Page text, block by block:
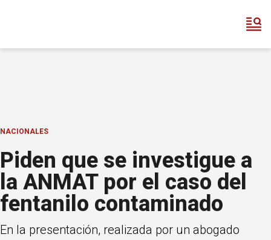
NACIONALES
Piden que se investigue a
la ANMAT por el caso del
fentanilo contaminado
En la presentación, realizada por un abogado